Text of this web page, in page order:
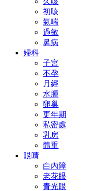
初咳
氣喘
過敏
鼻病
婦科
子宮
不孕
月經
水腫
卵巢
更年期
私密處
乳房
體重
眼晴
白內障
老花眼
青光眼